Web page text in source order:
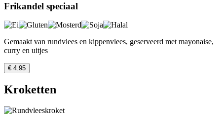
Frikandel speciaal
Gemaakt van rundvlees en kippenvlees, geserveerd met mayonaise,
curry en uitjes
€ 4.95
Kroketten